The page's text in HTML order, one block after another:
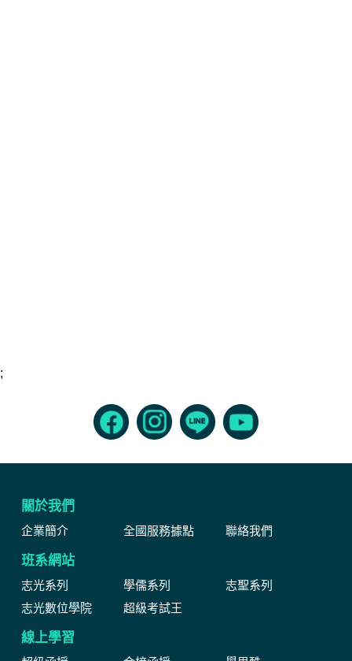
;
關於我們
企業簡介 全國服務據點 聯絡我們
班系網站
志光系列 學儒系列
志聖系列
志光數位學院
超級考試王
線上學習